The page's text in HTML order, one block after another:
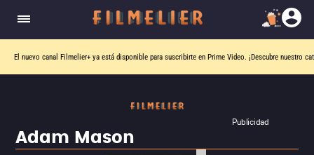
El nuevo canal Filmelier+ ya está disponible para suscribirte en Prime Video. ¡Descubre nuestro
Publicidad
Adam Mason